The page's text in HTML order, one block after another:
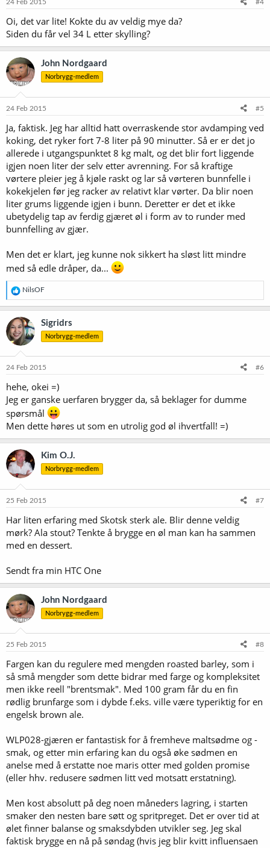
24 Feb 2015 #4
Oi, det var lite! Kokte du av veldig mye da?
Siden du får vel 34 L etter skylling?
John Nordgaard
Norbrygg-medlem
24 Feb 2015 #5
Ja, faktisk. Jeg har alltid hatt overraskende stor avdamping ved
koking, det ryker fort 7-8 liter på 90 minutter. Så er er det jo
allerede i utgangspunktet 8 kg malt, og det blir fort liggende
igjen noen liter der selv etter avrenning. For så kraftige
vørtere pleier jeg å kjøle raskt og lar så vørteren bunnfelle i
kokekjelen før jeg racker av relativt klar vørter. Da blir noen
liter grums liggende igjen i bunn. Deretter er det et ikke
ubetydelig tap av ferdig gjæret øl i form av to runder med
bunnfelling av gjær.
Men det er klart, jeg kunne nok sikkert ha sløst litt mindre
med så edle dråper, da...
R
e
a
k
s
j
o
e
:
NilsOF
Sigridrs
Norbrygg-medlem
24 Feb 2015 #6
hehe, okei =)
Jeg er ganske uerfaren brygger da, så beklager for dumme
spørsmål
Men dette høres ut som en utrolig god øl ihvertfall! =)
Kim O.J.
Norbrygg-medlem
25 Feb 2015 #7
Har liten erfaring med Skotsk sterk ale. Blir denne veldig
mørk? Ala stout? Tenkte å brygge en øl man kan ha sammen
med en dessert.
Sendt fra min HTC One
John Nordgaard
Norbrygg-medlem
25 Feb 2015 #8
Fargen kan du regulere med mengden roasted barley, som i
så små mengder som dette bidrar med farge og kompleksitet
men ikke reell "brentsmak". Med 100 gram får du en fin
rødlig brunfarge som i dybde f.eks. ville være typeriktig for en
engelsk brown ale.
WLP028-gjæren er fantastisk for å fremheve maltsødme og -
smak, og etter min erfaring kan du også øke sødmen en
anelse med å erstatte noe maris otter med golden promise
(eller hhv. redusere sødmen litt ved motsatt erstatning).
Men kost absolutt på deg noen måneders lagring, i starten
smaker den nesten bare søtt og spritpreget. Det er over tid at
ølet finner balanse og smaksdybden utvikler seg. Jeg skal
faktisk brygge en nå på søndag (hvis jeg blir kvitt influensaen